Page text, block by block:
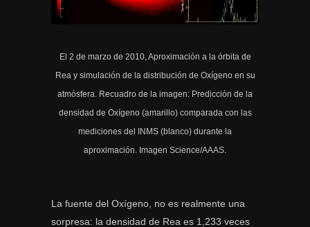
El 2 de marzo de 2010, Aproximación a la órbita de
Rea y simulación de la distribución de Oxígeno en su
atmósfera. Recuadro de la imagen: Predicción de la
densidad de Oxígeno (amarillo) comparada con las
mediciones del INMS (blanco) durante la
aproximación. Imagen Science/AAAS.
La fuente del Oxígeno, no es realmente una
sorpresa: la densidad de Rea es 1,233 veces